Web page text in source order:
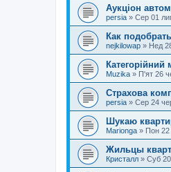
Аукціон
persia » Сер 01
Как
nejkilowap » Нед
Muzika » П'ят 26
Страхова
persia » Сер 24
Шукаю
Marionga » Пон 22
Жильцы
Кристалл » Суб